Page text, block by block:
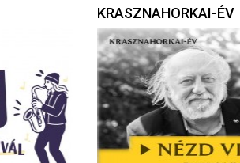
KRASZNAHORKAI-ÉV